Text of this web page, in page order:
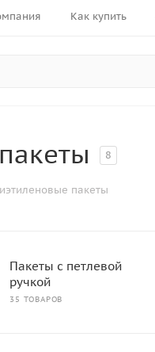
Как купить
8
пакеты
Пакеты с петлевой
ручкой
35 ТОВАРОВ